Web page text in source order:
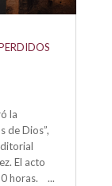
la
de Dios”,
El acto
horas. ...